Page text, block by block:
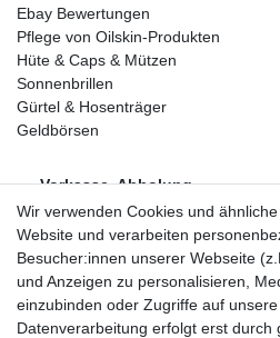
Ebay Bewertungen
Pflege von Oilskin-Produkten
Hüte & Caps & Mützen
Sonnenbrillen
Gürtel & Hosenträger
Geldbörsen
Vorkasse, Abholung
Partner
Wir verwenden Cookies und
Website und verarbeiten
Besucher:innen unserer Webseite
und Anzeigen zu personalisieren,
einzubinden oder Zugriffe auf
Datenverarbeitung erfolgt erst durch